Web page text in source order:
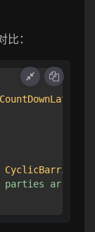
：
CountDownLatch
CyclicBarrier
arrived"